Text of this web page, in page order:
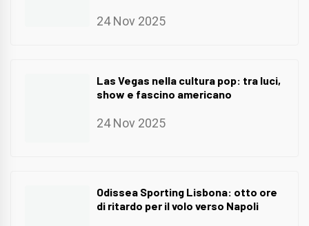
24 Nov 2025
Las Vegas nella cultura pop: tra luci,
show e fascino americano
24 Nov 2025
Odissea Sporting Lisbona: otto ore
di ritardo per il volo verso Napoli